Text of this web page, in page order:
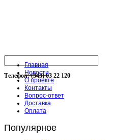
Телефон: (343) 03 22 120
Главная
Новости
О проекте
Контакты
Вопрос-ответ
Доставка
Оплата
Популярное